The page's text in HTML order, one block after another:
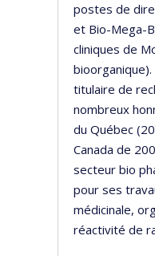
postes de
et Bio-Mega-
cliniques de
titulaire de
nombreux
du Québec
Canada de
secteur bio
pour ses
médicinale,
réactivité de